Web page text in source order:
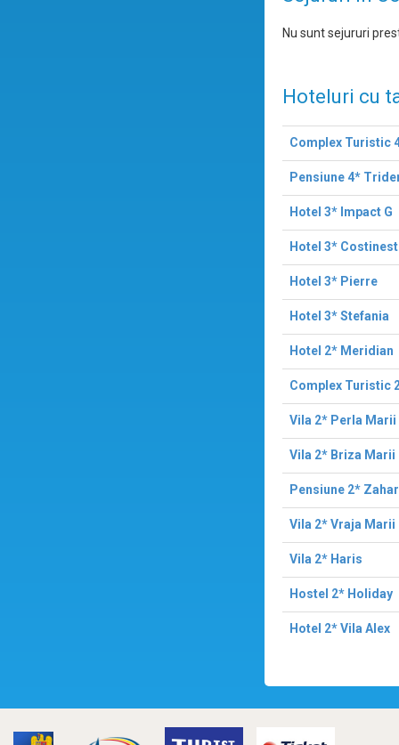
Nu sunt sejururi
Hoteluri cu
Complex Turistic
Pensiune 4*
Hotel 3* Impact G
Hotel 3*
Hotel 3* Pierre
Hotel 3* Stefania
Hotel 2* Meridian
Complex Turistic
Vila 2* Perla Marii
Vila 2* Briza Marii
Pensiune 2*
Vila 2* Vraja Marii
Vila 2* Haris
Hostel 2* Holiday
Hotel 2* Vila Alex